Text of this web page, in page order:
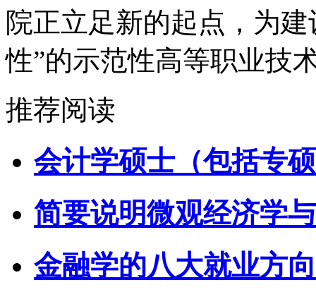
院正立足新的起点，为
性”的示范性高等职业技
推荐阅读
会计学硕士（包括专
简要说明微观经济学
金融学的八大就业方